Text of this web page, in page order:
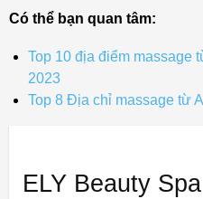
Có thể bạn quan tâm:
Top 10 địa điểm massage
2023
Top 8 Địa chỉ massage từ
ELY Beauty Spa